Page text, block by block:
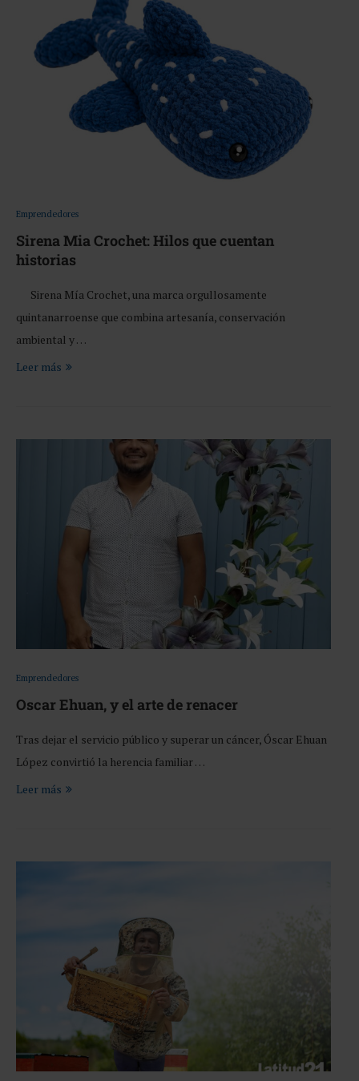
Emprendedores
Sirena Mia Crochet: Hilos que cuentan
historias
Sirena Mía Crochet, una marca orgullosamente
quintanarroense que combina artesanía, conservación
ambiental y …
Leer más
Emprendedores
Oscar Ehuan, y el arte de renacer
Tras dejar el servicio público y superar un cáncer, Óscar Ehuan
López convirtió la herencia familiar …
Leer más